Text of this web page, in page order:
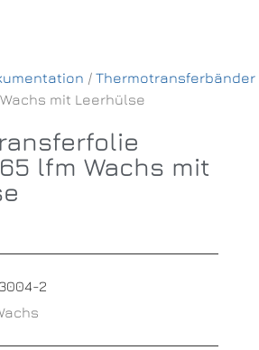
/ Thermotransferbänder
mit Leerhülse
lfm Wachs mit
2